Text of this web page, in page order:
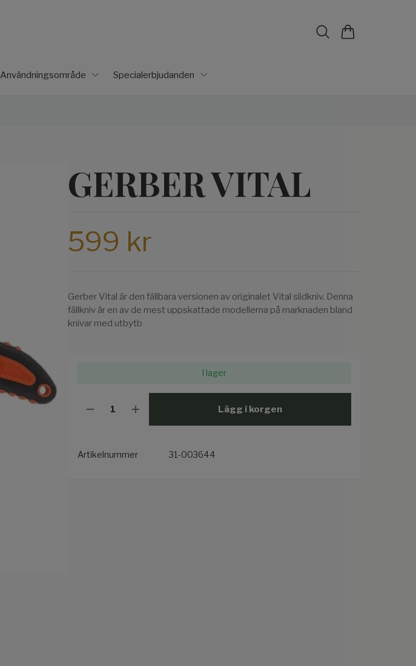
Användningsområde Specialerbjudanden
GERBER VITAL
599 kr
Gerber Vital är den fällbara versionen av originalet Vital slidkniv. Denna
fällkniv är en av de mest uppskattade modellerna på marknaden bland
knivar med utbytb
I lager
Lägg i korgen
Artikelnummer 31-003644